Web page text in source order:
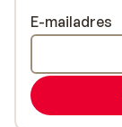
E-mailadres